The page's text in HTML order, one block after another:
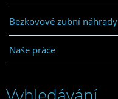
Bezkovové zubní náhrady
Naše práce